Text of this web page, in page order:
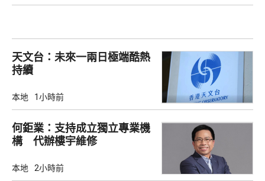
天文台：未來一兩日極端酷熱
持續
本地 1小時前
何鉅業：支持成立獨立專業機
構 代辦樓宇維修
本地 2小時前